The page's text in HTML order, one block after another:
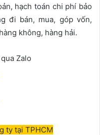
hạch toán chi phí bảo
đi bán, mua, góp vốn,
không, hàng hải.
Zalo
ty tại TPHCM